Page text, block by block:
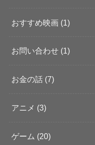
おすすめ映画 (1)
お問い合わせ (1)
お金の話 (7)
アニメ (3)
ゲーム (20)